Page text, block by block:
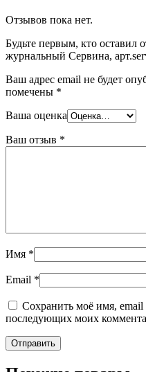
Отзывов пока нет.
Будьте первым, кто оставил
журнальный Сервина,
Ваш адрес email не будет
помечены *
Ваша оценка
Ваш отзыв *
Имя *
Email *
Сохранить моё имя, email
последующих моих